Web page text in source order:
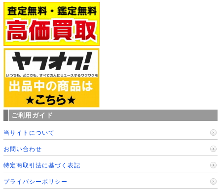
ご利用ガイド
当サイトについて
お問い合わせ
特定商取引法に基づく表記
プライバシーポリシー